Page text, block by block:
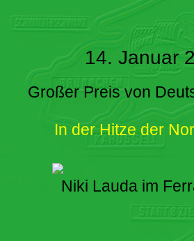
14. Januar
Großer Preis von
In der Hitze der
Niki Lauda im